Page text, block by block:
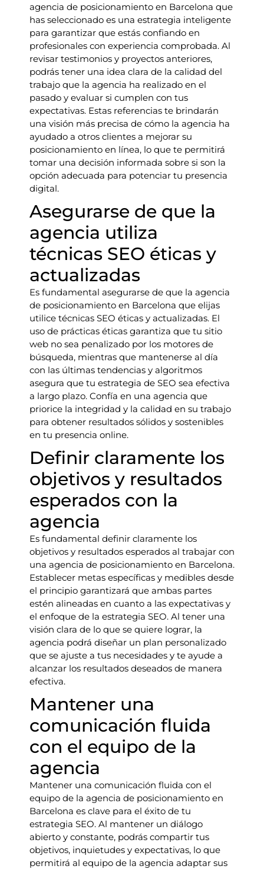
agencia de posicionamiento en Barcelona que
has seleccionado es una estrategia inteligente
para garantizar que estás confiando en
profesionales con experiencia comprobada. Al
revisar testimonios y proyectos anteriores,
podrás tener una idea clara de la calidad del
trabajo que la agencia ha realizado en el
pasado y evaluar si cumplen con tus
expectativas. Estas referencias te brindarán
una visión más precisa de cómo la agencia ha
ayudado a otros clientes a mejorar su
posicionamiento en línea, lo que te permitirá
tomar una decisión informada sobre si son la
opción adecuada para potenciar tu presencia
digital.
Asegurarse de que la
agencia utiliza
técnicas SEO éticas y
actualizadas
Es fundamental asegurarse de que la agencia
de posicionamiento en Barcelona que elijas
utilice técnicas SEO éticas y actualizadas. El
uso de prácticas éticas garantiza que tu sitio
web no sea penalizado por los motores de
búsqueda, mientras que mantenerse al día
con las últimas tendencias y algoritmos
asegura que tu estrategia de SEO sea efectiva
a largo plazo. Confía en una agencia que
priorice la integridad y la calidad en su trabajo
para obtener resultados sólidos y sostenibles
en tu presencia online.
Definir claramente los
objetivos y resultados
esperados con la
agencia
Es fundamental definir claramente los
objetivos y resultados esperados al trabajar con
una agencia de posicionamiento en Barcelona.
Establecer metas específicas y medibles desde
el principio garantizará que ambas partes
estén alineadas en cuanto a las expectativas y
el enfoque de la estrategia SEO. Al tener una
visión clara de lo que se quiere lograr, la
agencia podrá diseñar un plan personalizado
que se ajuste a tus necesidades y te ayude a
alcanzar los resultados deseados de manera
efectiva.
Mantener una
comunicación fluida
con el equipo de la
agencia
Mantener una comunicación fluida con el
equipo de la agencia de posicionamiento en
Barcelona es clave para el éxito de tu
estrategia SEO. Al mantener un diálogo
abierto y constante, podrás compartir tus
objetivos, inquietudes y expectativas, lo que
permitirá al equipo de la agencia adaptar sus